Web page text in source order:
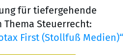
für tiefergehende
Thema Steuerrecht:
First (Stollfuß Medien)“